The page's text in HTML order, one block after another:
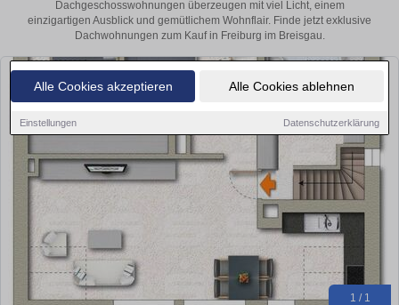
Alle Cookies akzeptieren Alle Cookies ablehnen
Einstellungen Datenschutzerklärung
Dachgeschosswohnungen überzeugen mit viel Licht, einem
einzigartigen Ausblick und gemütlichem Wohnflair. Finde jetzt exklusive
Dachwohnungen zum Kauf in Freiburg im Breisgau.
1 / 1